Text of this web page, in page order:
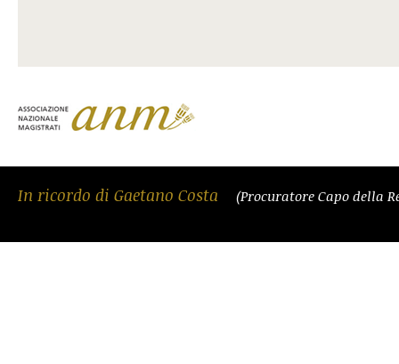
In ricordo di Gaetano Costa (Procuratore Capo della